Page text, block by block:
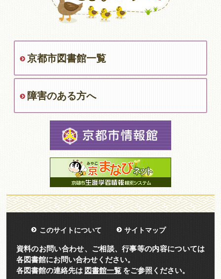
京都市図書館一覧
障害のある方へ
このサイトについて サイトマップ
資料のお問い合わせ、ご相談、行事等の内容については
各図書館にお問い合わせください。
各図書館の連絡先は 図書館一覧をご参照ください。